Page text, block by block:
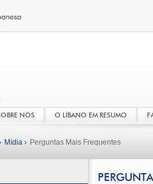
NÓS O LÍBANO EM RESUMO
Mídia › Perguntas Mais Frequentes